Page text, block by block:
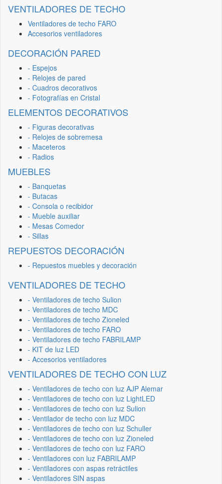
VENTILADORES DE TECHO
Ventiladores de techo FARO
Accesorios ventiladores
DECORACIÓN PARED
- Espejos
- Relojes de pared
- Cuadros decorativos
- Fotografías en Cristal
ELEMENTOS DECORATIVOS
- Figuras decorativas
- Relojes de sobremesa
- Maceteros
- Radios
MUEBLES
- Banquetas
- Butacas
- Consola o recibidor
- Mueble auxiliar
- Mesas Comedor
- Sillas
REPUESTOS DECORACIÓN
- Repuestos muebles y decoración
VENTILADORES DE TECHO
- Ventiladores de techo Sulion
- Ventiladores de techo MDC
- Ventiladores de techo Zioneled
- Ventiladores de techo FARO
- Ventiladores de techo FABRILAMP
- KIT de luz LED
- Accesorios ventiladores
VENTILADORES DE TECHO CON LUZ
- Ventiladores de techo con luz AJP Alemar
- Ventiladores de techo con luz LightLED
- Ventiladores de techo con luz Sulion
- Ventilador de techo con luz MDC
- Ventiladores de techo con luz Schuller
- Ventiladores de techo con luz Zioneled
- Ventiladores de techo con luz FARO
- Ventiladores con luz FABRILAMP
- Ventiladores con aspas retráctiles
- Ventiladores SIN aspas